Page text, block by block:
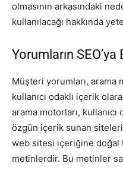
olmasının arkasındaki
kullanılacağı hakkında
Yorumların
Müşteri yorumları, arama
kullanıcı odaklı içerik
arama motorları,
özgün içerik sunan siteleri
web sitesi içeriğine
metinlerdir. Bu metinler